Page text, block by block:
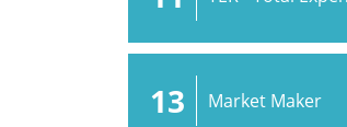
13 Market Maker